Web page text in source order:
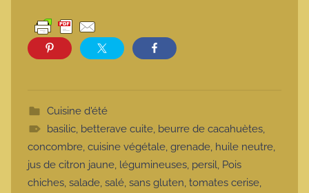
Cuisine d'été
basilic, betterave cuite, beurre de cacahuètes,
concombre, cuisine végétale, grenade, huile neutre,
jus de citron jaune, légumineuses, persil, Pois
chiches, salade, salé, sans gluten, tomates cerise,